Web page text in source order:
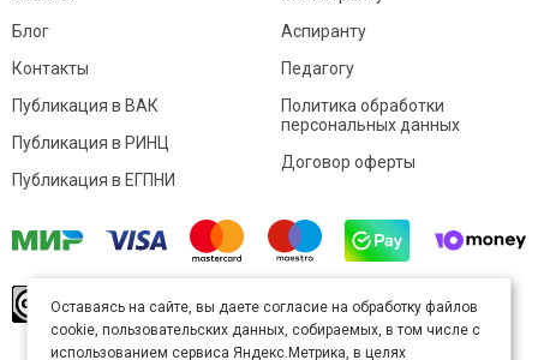
Блог
Контакты
Аспиранту
Педагогу
Публикация в ВАК
Публикация в РИНЦ
Публикация в ЕГПНИ
Политика обработки
персональных данных
Договор оферты
произведение доступно полицензии Creative
Commons «Attribution» («Атрибуция») 4.0
Непортированная.
Оставаясь на сайте, вы даете согласие на обработку файлов
cookie, пользовательских данных, собираемых, в том числе с
использованием сервиса Яндекс.Метрика, в целях